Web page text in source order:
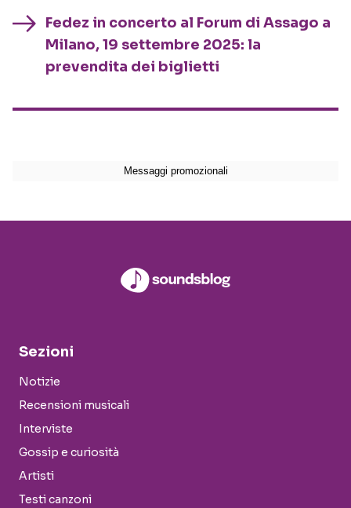
Fedez in concerto al Forum di Assago a
Milano, 19 settembre 2025: la
prevendita dei biglietti
Sezioni
Notizie
Recensioni musicali
Interviste
Gossip e curiosità
Artisti
Testi canzoni